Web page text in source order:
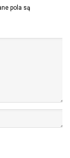
pola są